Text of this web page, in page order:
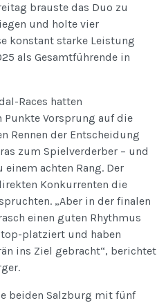
brauste das Duo zu
und holte vier
konstant starke Leistung
als Gesamtführende in
Races hatten
Punkte Vorsprung auf die
Rennen der Entscheidung
zum Spielverderber – und
achten Rang. Der
Konkurrenten die
„Aber in der finalen
einen guten Rhythmus
platziert und haben
ins Ziel gebracht“, berichtet
beiden Salzburg mit fünf